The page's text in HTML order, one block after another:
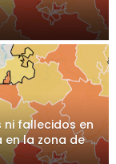
ni fallecidos en
la zona de